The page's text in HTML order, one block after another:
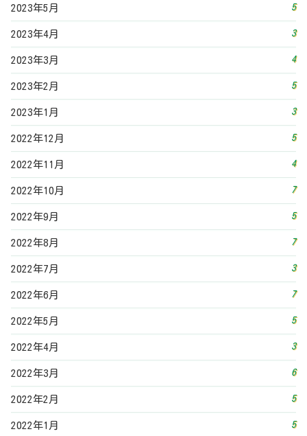
2023年5月 5
2023年4月 3
2023年3月 4
2023年2月 5
2023年1月 3
2022年12月 5
2022年11月 4
2022年10月 7
2022年9月 5
2022年8月 7
2022年7月 3
2022年6月 7
2022年5月 5
2022年4月 3
2022年3月 6
2022年2月 5
2022年1月 5